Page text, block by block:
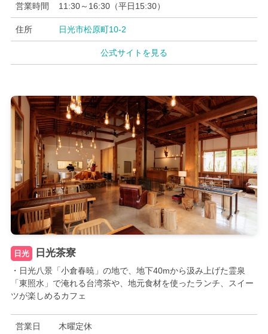
営業時間 11:30～16:30（平日15:30）
住所 日光市松原町10-2
公式サイトを見る
日光 日光茶寮
・日光八景「小倉春暁」の地で、地下40mから汲み上げた霊泉
「東照水」で淹れる台湾茶や、地元食材を使ったランチ、スイー
ツが楽しめるカフェ
営業日 木曜定休